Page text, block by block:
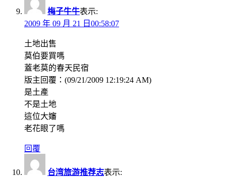
梅子牛牛表示:
2009 年 09 月 21 日00:58:07
土地出售
莫伯要買嗎
蓋老莫的春天民宿
版主回覆：(09/21/2009 12:19:24 AM)
是土產
不是土地
這位大嬸
老花眼了嗎
回覆
台湾旅游推荐志表示: